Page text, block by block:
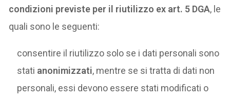
condizioni previste per il riutilizzo ex art. 5 DGA, le
quali sono le seguenti:
consentire il riutilizzo solo se i dati personali sono
stati anonimizzati, mentre se si tratta di dati non
personali, essi devono essere stati modificati o